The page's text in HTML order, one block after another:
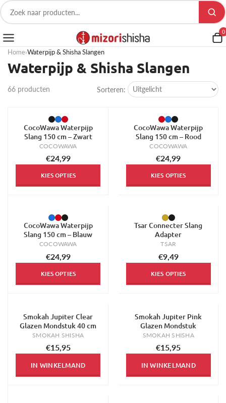
0
Home›Waterpijp & Shisha Slangen
Waterpijp & Shisha Slangen
66 producten Sorteren:
CocoWawa Waterpijp
Slang 150 cm – Zwart
COCOWAWA
€24,99
KIES OPTIES
CocoWawa Waterpijp
Slang 150 cm – Rood
COCOWAWA
€24,99
KIES OPTIES
CocoWawa Waterpijp
Slang 150 cm – Blauw
COCOWAWA
€24,99
KIES OPTIES
Tsar Connecter Slang
Adapter
TSAR
€9,49
KIES OPTIES
Smokah Jupiter Clear
Glazen Mondstuk 40 cm
SMOKAH SHISHA
€15,95
IN WINKELMAND
Smokah Jupiter Pink
Glazen Mondstuk
SMOKAH SHISHA
€15,95
IN WINKELMAND